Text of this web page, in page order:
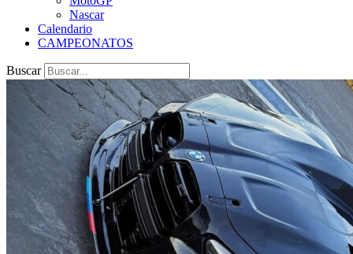
Nascar
Calendario
CAMPEONATOS
Buscar